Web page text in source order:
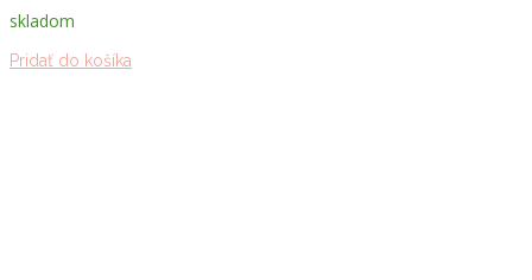
skladom
Pridať do košíka